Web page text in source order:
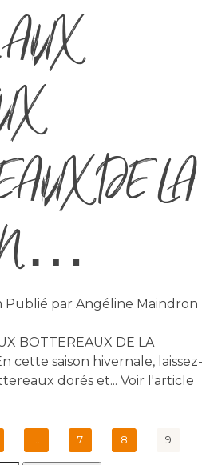
Vendredi
DE LA
Publié par Angéline Maindron
BOTTEREAUX DE LA
cette saison hivernale, laissez-
dorés et... Voir l'article
7 8 9